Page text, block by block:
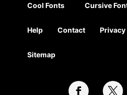
Cool Fonts Cursive
Help Contact Privacy
Sitemap